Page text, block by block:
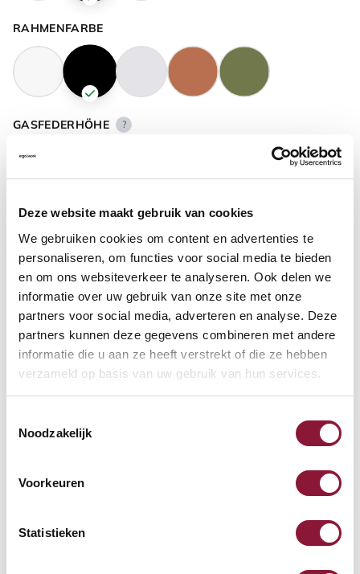
Deze website maakt gebruik van cookies
We gebruiken cookies om content en advertenties te
personaliseren, om functies voor social media te bieden
en om ons websiteverkeer te analyseren. Ook delen we
informatie over uw gebruik van onze site met onze
partners voor social media, adverteren en analyse. Deze
partners kunnen deze gegevens combineren met andere
informatie die u aan ze heeft verstrekt of die ze hebben
verzameld op basis van uw gebruik van hun services.
Noodzakelijk
Voorkeuren
Statistieken
RAHMENFARBE
GASFEDERHÖHE ?
FUSSRING ?
FUSSRING AUS POLIERTEM ALUMINIUM ?
Verfügbar